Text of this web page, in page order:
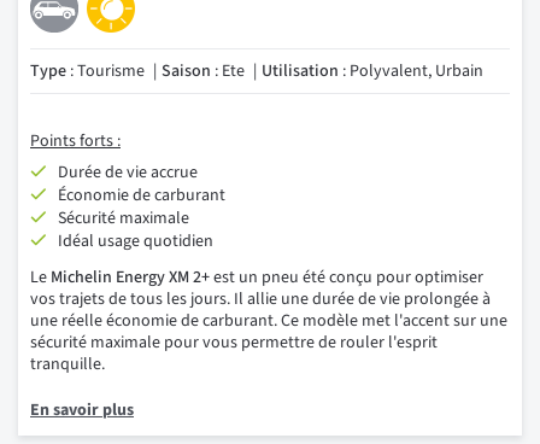
Type : Tourisme Saison : Ete Utilisation : Polyvalent, Urbain
Points forts :
Durée de vie accrue
Économie de carburant
Sécurité maximale
Idéal usage quotidien
Le Michelin Energy XM 2+est un pneu été conçu pour optimiser
vos trajets de tous les jours. Il allie une durée de vie prolongée à
une réelle économie de carburant. Ce modèle met l'accent sur une
sécurité maximale pour vous permettre de rouler l'esprit
tranquille.
En savoir plus